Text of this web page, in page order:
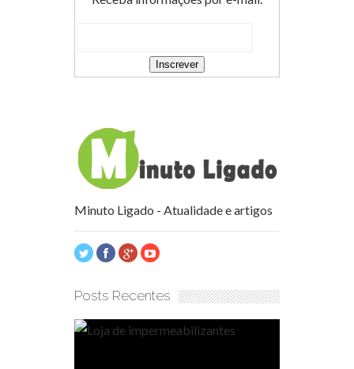
Minuto Ligado - Atualidade e artigos
Posts Recentes